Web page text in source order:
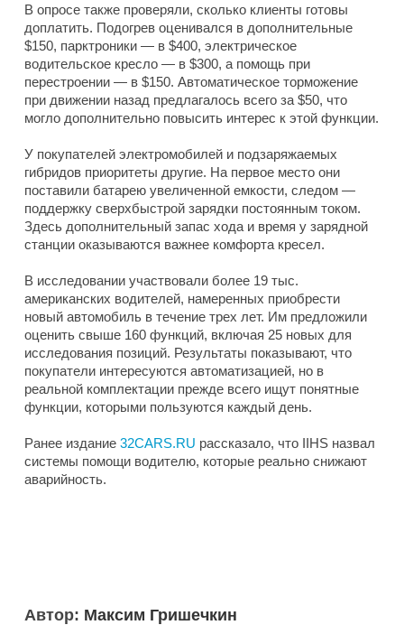
В опросе также проверяли, сколько клиенты готовы
доплатить. Подогрев оценивался в дополнительные
$150, парктроники — в $400, электрическое
водительское кресло — в $300, а помощь при
перестроении — в $150. Автоматическое торможение
при движении назад предлагалось всего за $50, что
могло дополнительно повысить интерес к этой функции.
У покупателей электромобилей и подзаряжаемых
гибридов приоритеты другие. На первое место они
поставили батарею увеличенной емкости, следом —
поддержку сверхбыстрой зарядки постоянным током.
Здесь дополнительный запас хода и время у зарядной
станции оказываются важнее комфорта кресел.
В исследовании участвовали более 19 тыс.
американских водителей, намеренных приобрести
новый автомобиль в течение трех лет. Им предложили
оценить свыше 160 функций, включая 25 новых для
исследования позиций. Результаты показывают, что
покупатели интересуются автоматизацией, но в
реальной комплектации прежде всего ищут понятные
функции, которыми пользуются каждый день.
Ранее издание 32CARS.RU рассказало, что IIHS назвал
системы помощи водителю, которые реально снижают
аварийность.
Автор: Максим Гришечкин